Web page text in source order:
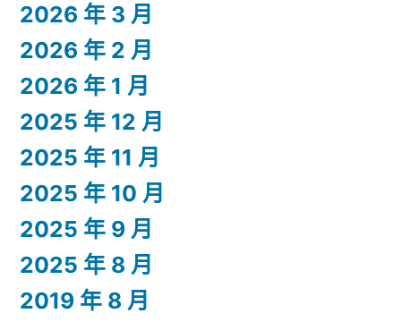
2026 年 3 月
2026 年 2 月
2026 年 1 月
2025 年 12 月
2025 年 11 月
2025 年 10 月
2025 年 9 月
2025 年 8 月
2019 年 8 月